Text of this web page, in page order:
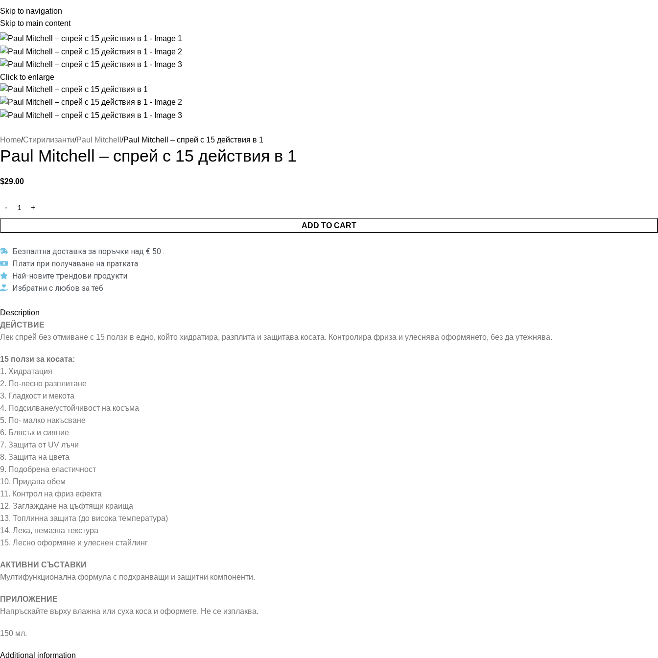
Skip to navigation
Skip to main content
Click to enlarge
Home Стирилизанти Paul Mitchell Paul Mitchell – спрей с 15 действия в 1
Paul Mitchell – спрей с 15 действия в 1
$29.00
ADD TO CART
Безпалтна доставка за поръчки над € 50 .
Плати при получаване на пратката
Най-новите трендови продукти
Избратни с любов за теб
Description
ДЕЙСТВИЕ
Лек спрей без отмиване с 15 ползи в едно, който хидратира, разплита и защитава косата. Контролира фриза и улеснява оформянето, без да утежнява.
15 ползи за косата:
1. Хидратация
2. По-лесно разплитане
3. Гладкост и мекота
4. Подсилване/устойчивост на косъма
5. По- малко накъсване
6. Блясък и сияние
7. Защита от UV лъчи
8. Защита на цвета
9. Подобрена еластичност
10. Придава обем
11. Контрол на фриз ефекта
12. Заглаждане на цъфтящи краища
13. Топлинна защита (до висока температура)
14. Лека, немазна текстура
15. Лесно оформяне и улеснен стайлинг
АКТИВНИ СЪСТАВКИ
Мултифункционална формула с подхранващи и защитни компоненти.
ПРИЛОЖЕНИЕ
Напръскайте върху влажна или суха коса и оформете. Не се изплаква.
150 мл.
Additional information